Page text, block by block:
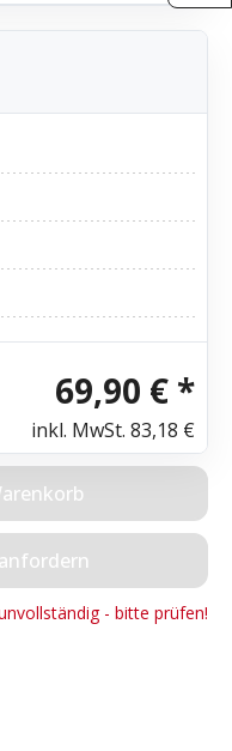
69,90 € *
inkl. MwSt. 83,18 €
Wert
- bitte prüfen!